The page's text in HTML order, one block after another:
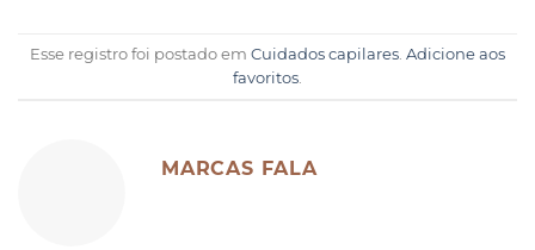
Esse registro foi postado em Cuidados capilares Adicione aos
favoritos
MARCAS FALA